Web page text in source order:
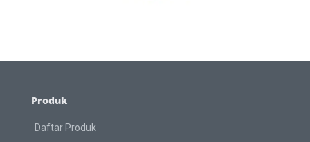
Produk
Daftar Produk